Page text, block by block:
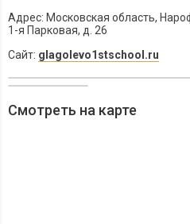
Адрес: Московская область,
1-я Парковая, д. 26
Сайт: glagolevo1stschool.ru
Смотреть на карте